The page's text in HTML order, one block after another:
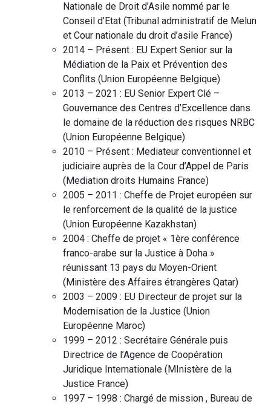
Nationale de Droit d’Asile nommé par le
Conseil d’Etat (Tribunal administratif de Melun
et Cour nationale du droit d’asile France)
2014 – Présent : EU Expert Senior sur la
Médiation de la Paix et Prévention des
Conflits (Union Européenne Belgique)
2013 – 2021 : EU Senior Expert Clé –
Gouvernance des Centres d’Excellence dans
le domaine de la réduction des risques NRBC
(Union Européenne Belgique)
2010 – Présent : Mediateur conventionnel et
judiciaire auprès de la Cour d’Appel de Paris
( Mediation droits Humains France)
2005 – 2011 : Cheffe de Projet européen sur
le renforcement de la qualité de la justice
(Union Européenne Kazakhstan)
2004 : Cheffe de projet « 1ère conférence
franco-arabe sur la Justice à Doha »
réunissant 13 pays du Moyen-Orient
( Ministère des Affaires étrangères Qatar)
2003 – 2009 : EU Directeur de projet sur la
Modernisation de la Justice (Union
Européenne Maroc)
1999 – 2012 : Secrétaire Générale puis
Directrice de l’Agence de Coopération
Juridique Internationale ( MInistère de la
Justice France)
1997 – 1998 : Chargé de mission , Bureau de